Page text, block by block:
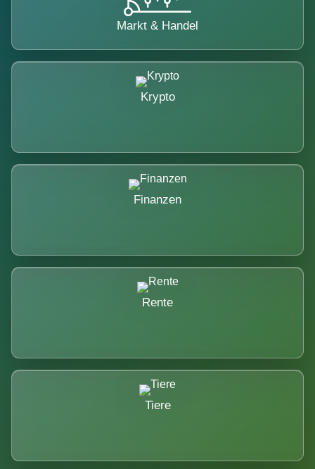
Markt & Handel
Krypto
Finanzen
Rente
Tiere